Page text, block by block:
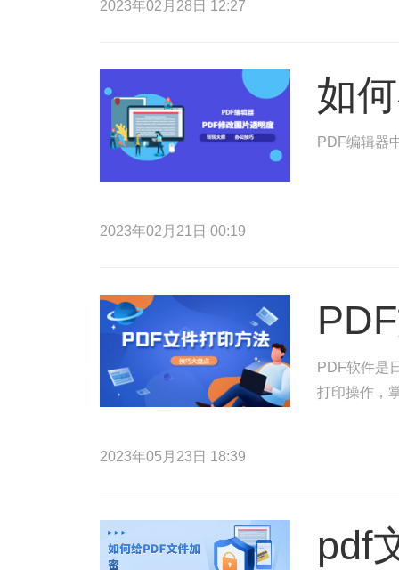
2023年02月28日 12:27
如
PDF编辑器
2023年02月21日 00:19
PDF软件是
打印操作，
2023年05月23日 18:39
pdf